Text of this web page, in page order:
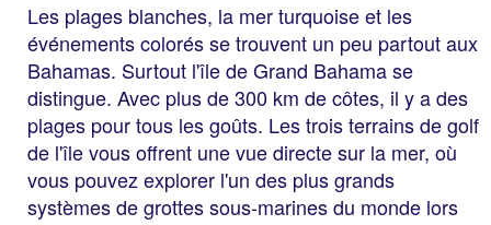
Les plages blanches, la mer turquoise et les
événements colorés se trouvent un peu partout aux
Bahamas. Surtout l'île de Grand Bahama se
distingue. Avec plus de 300 km de côtes, il y a des
plages pour tous les goûts. Les trois terrains de golf
de l'île vous offrent une vue directe sur la mer, où
vous pouvez explorer l'un des plus grands
systèmes de grottes sous-marines du monde lors